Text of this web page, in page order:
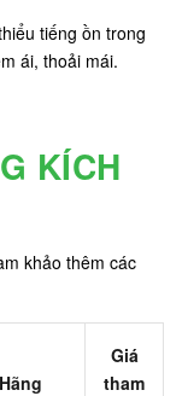
tiếng ồn trong
ái, thoải mái.
KÍCH
khảo thêm các
Hãng
Giá
tham